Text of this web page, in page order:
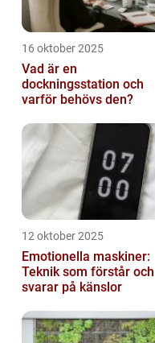
16 oktober 2025
Vad är en
dockningsstation och
varför behövs den?
12 oktober 2025
Emotionella maskiner:
Teknik som förstår och
svarar på känslor